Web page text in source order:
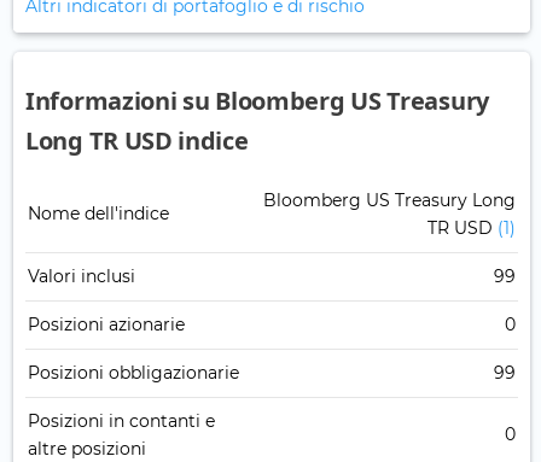
Altri indicatori di portafoglio e di rischio
Informazioni su Bloomberg US Treasury
Long TR USD indice
Nome dell'indice
Bloomberg US Treasury Long
TR USD (1)
Valori inclusi 99
Posizioni azionarie 0
Posizioni obbligazionarie 99
Posizioni in contanti e
altre posizioni
0